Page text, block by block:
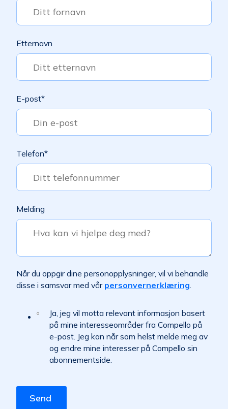
Etternavn
E-post*
Telefon*
Melding
Når du oppgir dine personopplysninger, vil vi behandle
disse i samsvar med vår personvernerklæring.
Ja, jeg vil motta relevant informasjon basert
på mine interesseområder fra Compello på
e-post. Jeg kan når som helst melde meg av
og endre mine interesser på Compello sin
abonnementside.